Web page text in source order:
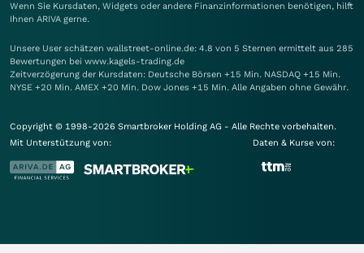
Wenn Sie Kursdaten, Widgets oder andere Finanzinformationen benötigen, hilft
Ihnen ARIVA gerne.
Unsere User schätzen wallstreet-online.de: 4.8 von 5 Sternen ermittelt aus 285
Bewertungen bei www.kagels-trading.de
Zeitverzögerung der Kursdaten: Deutsche Börsen +15 Min. NASDAQ +15 Min.
NYSE +20 Min. AMEX +20 Min. Dow Jones +15 Min. Alle Angaben ohne Gewähr.
Copyright © 1998-2026 Smartbroker Holding AG - Alle Rechte vorbehalten.
Mit Unterstützung von:
Daten & Kurse von: